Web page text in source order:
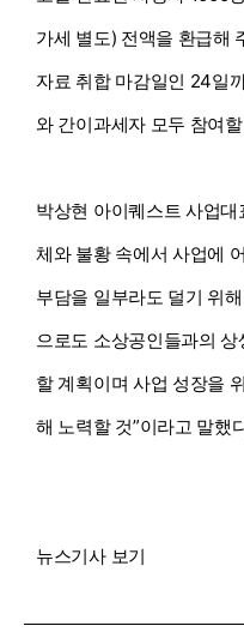
가세 별도) 전액을 환급해
자료 취합 마감일인 24일
와 간이과세자 모두 참여
박상현 아이퀘스트 사업
체와 불황 속에서 사업에
부담을 일부라도 덜기 위
으로도 소상공인들과의
할 계획이며 사업 성장을
해 노력할 것”이라고 말했
뉴스기사 보기